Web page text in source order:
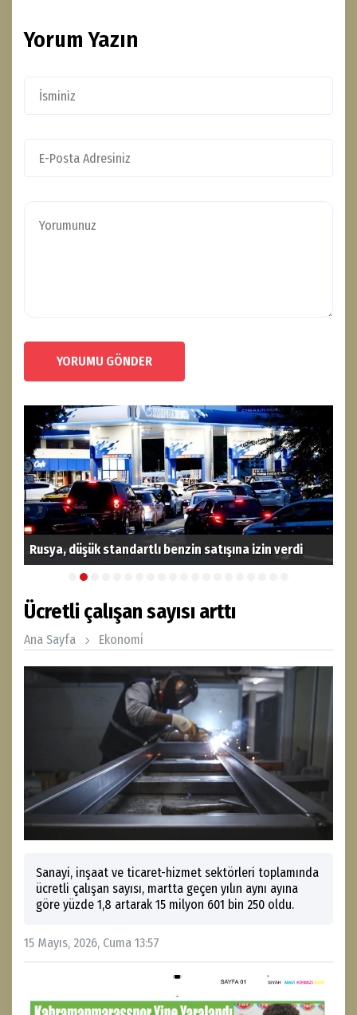
Yorum Yazın
YORUMU GÖNDER
Rusya, düşük standartlı benzin satışına izin verdi
Ücretli çalışan sayısı arttı
Ana Sayfa Ekonomi̇
Sanayi, inşaat ve ticaret-hizmet sektörleri toplamında
ücretli çalışan sayısı, martta geçen yılın aynı ayına
göre yüzde 1,8 artarak 15 milyon 601 bin 250 oldu.
15 Mayıs, 2026, Cuma 13:57